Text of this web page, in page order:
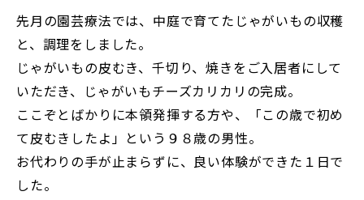
先月の園芸療法では、中庭で育てたじゃがいもの収穫
と、調理をしました。
じゃがいもの皮むき、千切り、焼きをご入居者にして
いただき、じゃがいもチーズカリカリの完成。
ここぞとばかりに本領発揮する方や、「この歳で初め
て皮むきしたよ」という９８歳の男性。
お代わりの手が止まらずに、良い体験ができた１日で
した。